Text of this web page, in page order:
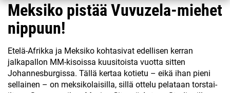
Meksiko pistää Vuvuzela-miehet
nippuun!
Etelä-Afrikka ja Meksiko kohtasivat edellisen kerran
jalkapallon MM-kisoissa kuusitoista vuotta sitten
Johannesburgissa. Tällä kertaa kotietu – eikä ihan pieni
sellainen – on meksikolaisilla, sillä ottelu pelataan torstai-